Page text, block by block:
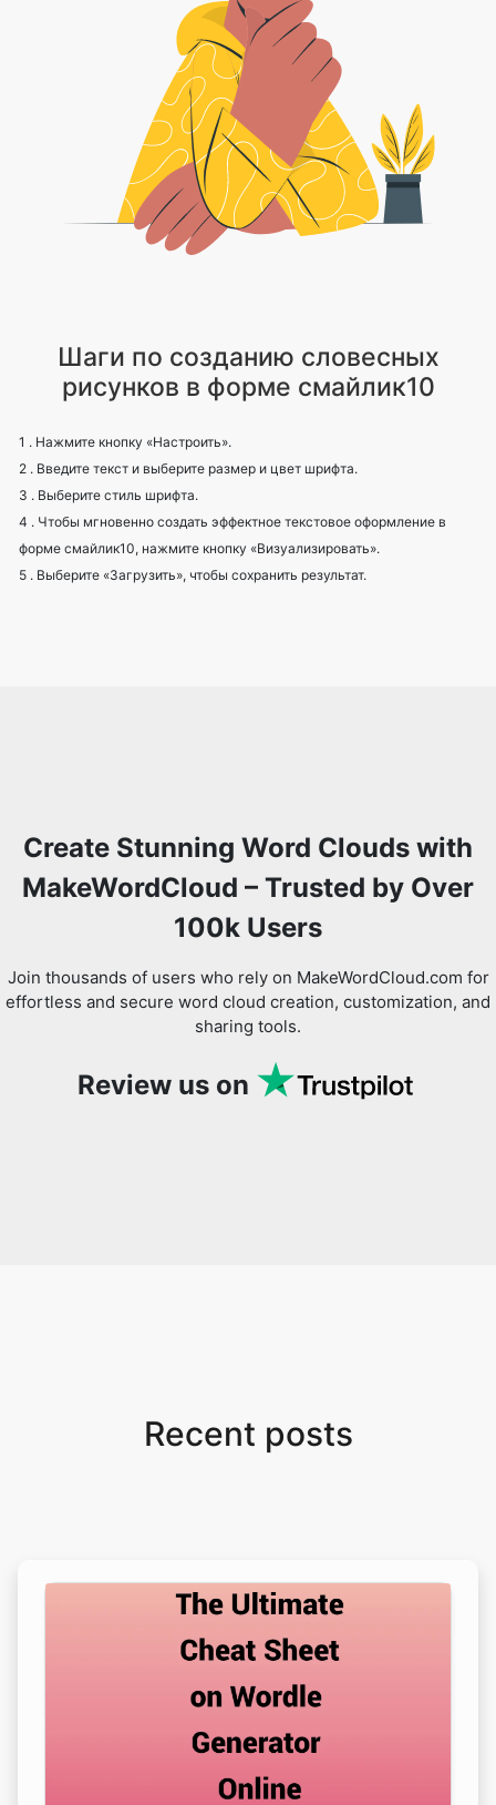
Шаги по созданию словесных
рисунков в форме смайлик10
1 . Нажмите кнопку «Настроить».
2 . Введите текст и выберите размер и цвет шрифта.
3 . Выберите стиль шрифта.
4 . Чтобы мгновенно создать эффектное текстовое оформление в
форме смайлик10, нажмите кнопку «Визуализировать».
5 . Выберите «Загрузить», чтобы сохранить результат.
Create Stunning Word Clouds with
MakeWordCloud – Trusted by Over
100k Users
Join thousands of users who rely on MakeWordCloud.com for
effortless and secure word cloud creation, customization, and
sharing tools.
Review us on
Recent posts